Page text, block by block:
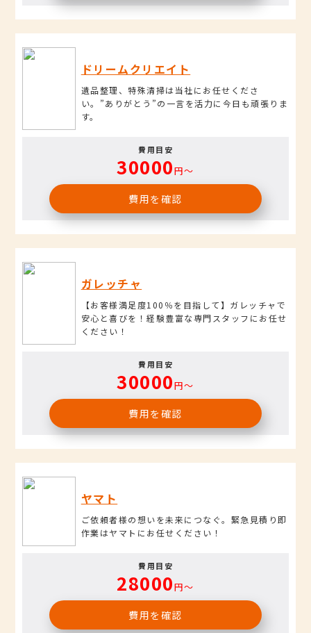
ドリームクリエイト
遺品整理、特殊清掃は当社にお任せくださ
い。”ありがとう”の一言を活力に今日も頑張りま
す。
費用目安
30000円〜
費用を確認
ガレッチャ
【お客様満足度100％を目指して】ガレッチャで
安心と喜びを！経験豊富な専門スタッフにお任せ
ください！
費用目安
30000円〜
費用を確認
ヤマト
ご依頼者様の想いを未来につなぐ。緊急見積り即
作業はヤマトにお任せください！
費用目安
28000円〜
費用を確認